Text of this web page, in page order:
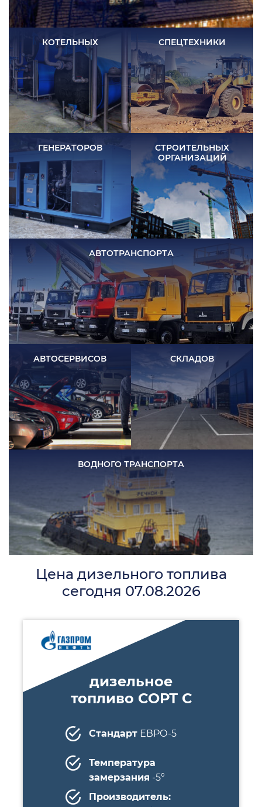
КОТЕЛЬНЫХ СПЕЦТЕХНИКИ
ГЕНЕРАТОРОВ
СТРОИТЕЛЬНЫХ
ОРГАНИЗАЦИЙ
АВТОСЕРВИСОВ СКЛАДОВ
АВТОТРАНСПОРТА
ВОДНОГО ТРАНСПОРТА
Цена дизельного топлива
сегодня 07.08.2026
дизельное
топливо СОРТ С
СтандартЕВРО-5
Температура
замерзания -5°
Производитель: